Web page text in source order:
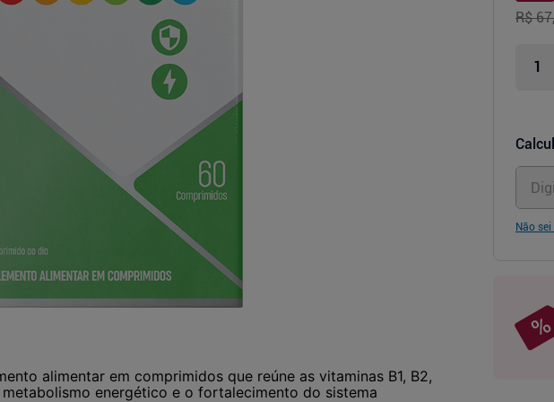
alimentar em comprimidos que reúne as vitaminas B1, B2,
metabolismo energético e o fortalecimento do sistema
R$
Não